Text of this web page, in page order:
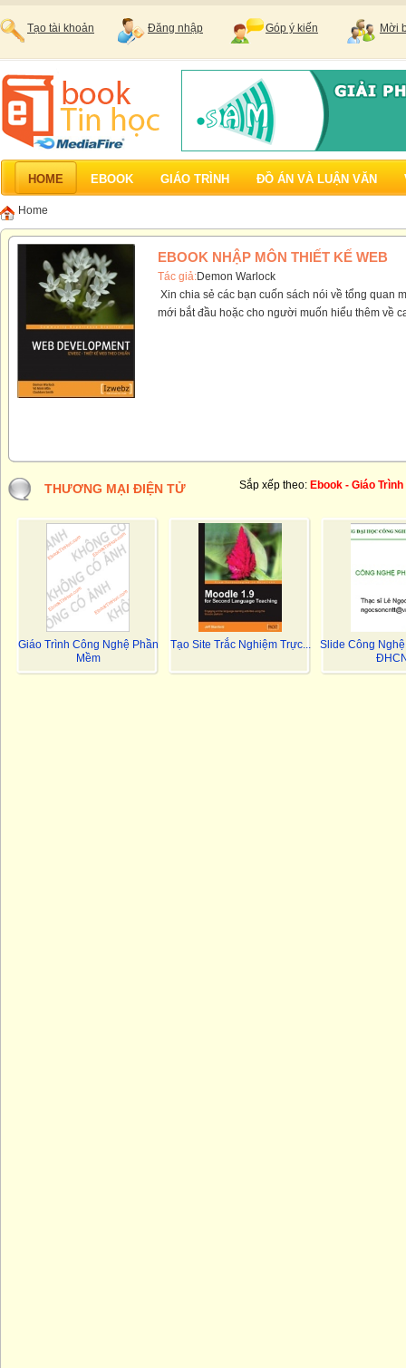
Tạo tài khoản Đăng nhập Góp ý kiến Mời
HOME EBOOK GIÁO TRÌNH ĐỒ ÁN VÀ LUẬN VĂN
Home
EBOOK NHẬP MÔN THIẾT KẾ WEB
Tác giả:Demon Warlock
Xin chia sẻ các bạn cuốn sách nói về tổng quan
mới bắt đầu hoặc cho người muốn hiểu thêm về
THƯƠNG MẠI ĐIỆN TỬ Sắp xếp theo: Ebook - Giáo
Giáo Trình Công Nghệ Phần
Mềm
Tạo Site Trắc Nghiệm Trực...
Slide Công